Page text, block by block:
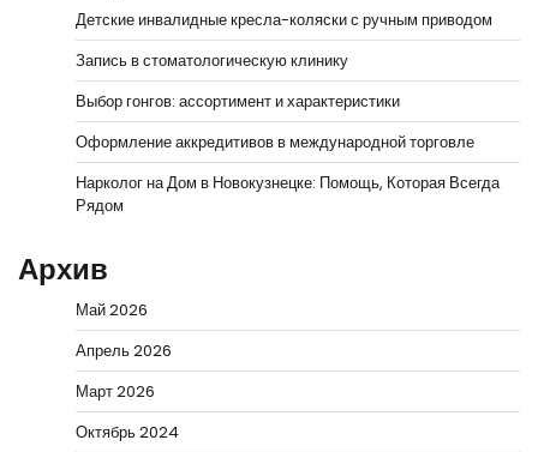
Детские инвалидные кресла-коляски с ручным приводом
Запись в стоматологическую клинику
Выбор гонгов: ассортимент и характеристики
Оформление аккредитивов в международной торговле
Нарколог на Дом в Новокузнецке: Помощь, Которая Всегда
Рядом
Архив
Май 2026
Апрель 2026
Март 2026
Октябрь 2024